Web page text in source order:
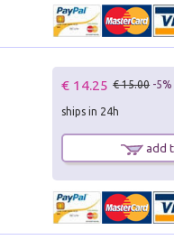
€ 14.25 € 15.00 -5%
ships in 24h
add